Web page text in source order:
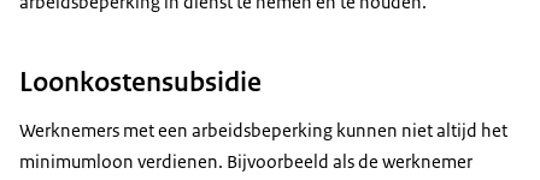
Loonkostensubsidie
Werknemers met een arbeidsbeperking kunnen niet altijd het
minimumloon verdienen. Bijvoorbeeld als de werknemer